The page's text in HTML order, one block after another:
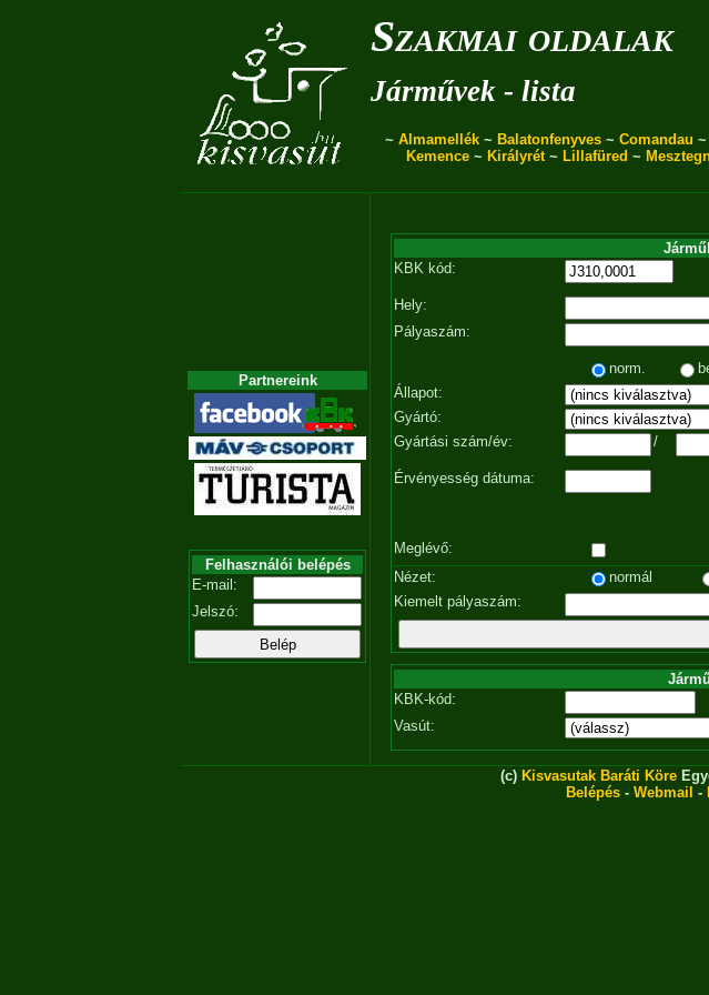
Szakmai oldalak
Járművek - lista
~ Almamellék ~ Balatonfenyves ~ Comandau ~
Kemence~ Királyrét~ Lillafüred ~
Partnereink
Felhasználói belépés
E-mail:
Jelszó:
KBK kód:
Hely:
Pályaszám:
norm.
Állapot:
Gyártó:
Gyártási szám/év:
/
Érvényesség dátuma:
Meglévő:
Nézet:
normál
Kiemelt pályaszám:
KBK-kód:
Vasút:
(c) Kisvasutak Baráti Köre
Belépés - Webmail -